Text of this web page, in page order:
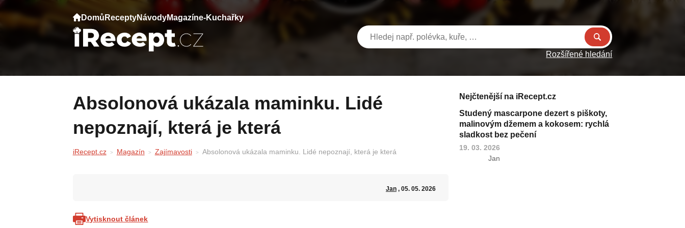
Domů ReceptyNávodyMagazíne-Kuchařky
Rozšířené hledání
Absolonová ukázala maminku. Lidé
nepoznají, která je která
iRecept.cz Magazín Zajímavosti Absolonová ukázala maminku. Lidé nepoznají, která je která
Jan, 05. 05. 2026
Vytisknout článek
Nejčtenější na iRecept.cz
Studený mascarpone dezert s piškoty,
malinovým džemem a kokosem: rychlá
sladkost bez pečení
19. 03. 2026
Jan